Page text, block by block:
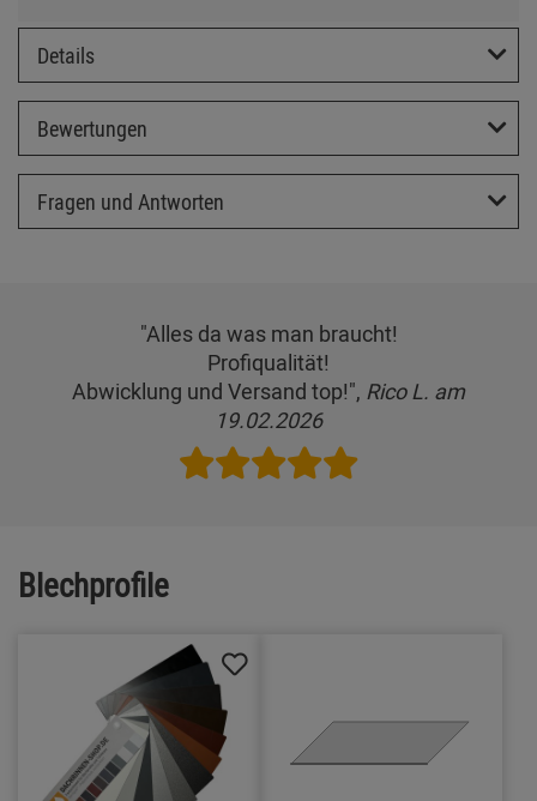
Details
Bewertungen
Fragen und Antworten
"Alles da was man braucht!
Profiqualität!
Abwicklung und Versand top!", Rico L. am
19.02.2026
Blechprofile